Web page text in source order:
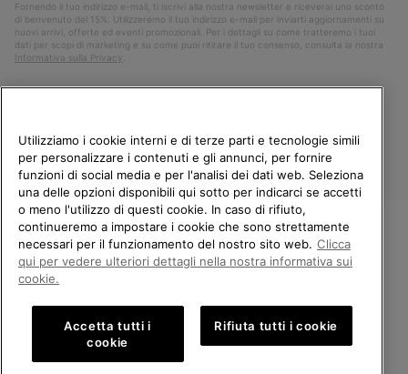
Fornendo il tuo indirizzo e-mail, ti iscrivi alla nostra newsletter e riceverai uno sconto
di benvenuto del 15%. Utilizzeremo il tuo indirizzo e-mail per inviarti aggiornamenti su
nuovi arrivi, offerte ed eventi promozionali. Per i dettagli su come tratteremo i tuoi
dati per scopi di marketing e su come puoi ritirare il tuo consenso, consulta la nostra
Informativa sulla Privacy
Italia
©2026Columbia Sportswear Company. Avenue des Morgines, 12 1213
Petit-Lancy Switzerland. Tutti i diritti riservati.
Politica sulla privacy Termini di utilizzo
Condizioni Generali di Vendita
Public CBCR
BENVENUTO/A IN SOREL.
SELEZIONA IL TUO PAESE DI
Shopping online disponibile
Utilizziamo i cookie interni e di terze parti e tecnologie simili
per personalizzare i contenuti e gli annunci, per fornire
funzioni di social media e per l'analisi dei dati web. Seleziona
una delle opzioni disponibili qui sotto per indicarci se accetti
o meno l'utilizzo di questi cookie. In caso di rifiuto,
continueremo a impostare i cookie che sono strettamente
necessari per il funzionamento del nostro sito web. Clicca
qui per vedere ulteriori dettagli nella nostra informativa sui
cookie.
Accetta tutti i
cookie
Rifiuta tutti i cookie